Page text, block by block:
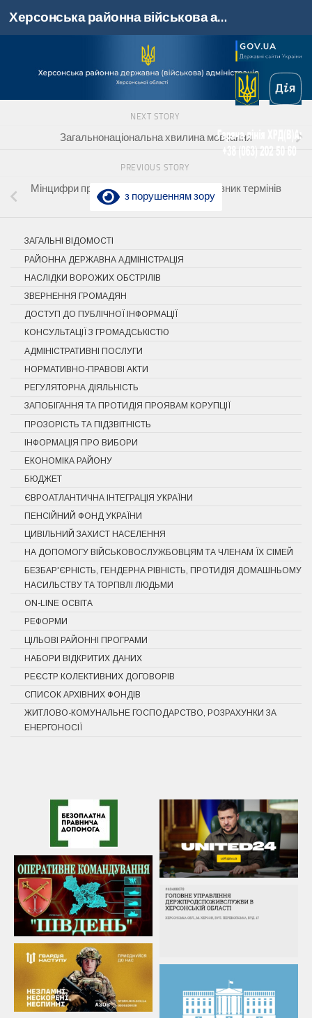
Skip to content Херсонська районна військова адміністрація, Херсонська область
з порушенням зору
NEXT STORY
Загальнонаціональна хвилина мовчання
PREVIOUS STORY
Мінцифри презентувало оновлений словник термінів
у сфері штучного інтелекту
ЗАГАЛЬНІ ВІДОМОСТІ
РАЙОННА ДЕРЖАВНА АДМІНІСТРАЦІЯ
НАСЛІДКИ ВОРОЖИХ ОБСТРІЛІВ
ЗВЕРНЕННЯ ГРОМАДЯН
ДОСТУП ДО ПУБЛІЧНОЇ ІНФОРМАЦІЇ
КОНСУЛЬТАЦІЇ З ГРОМАДСЬКІСТЮ
АДМІНІСТРАТИВНІ ПОСЛУГИ
НОРМАТИВНО-ПРАВОВІ АКТИ
РЕГУЛЯТОРНА ДІЯЛЬНІСТЬ
ЗАПОБІГАННЯ ТА ПРОТИДІЯ ПРОЯВАМ КОРУПЦІЇ
ПРОЗОРІСТЬ ТА ПІДЗВІТНІСТЬ
ІНФОРМАЦІЯ ПРО ВИБОРИ
ЕКОНОМІКА РАЙОНУ
БЮДЖЕТ
ЄВРОАТЛАНТИЧНА ІНТЕГРАЦІЯ УКРАЇНИ
ПЕНСІЙНИЙ ФОНД УКРАЇНИ
ЦИВІЛЬНИЙ ЗАХИСТ НАСЕЛЕННЯ
НА ДОПОМОГУ ВІЙСЬКОВОСЛУЖБОВЦЯМ ТА ЧЛЕНАМ ЇХ СІМЕЙ
БЕЗБАР'ЄРНІСТЬ, ГЕНДЕРНА РІВНІСТЬ, ПРОТИДІЯ ДОМАШНЬОМУ
НАСИЛЬСТВУ ТА ТОРГІВЛІ ЛЮДЬМИ
ON-LINE ОСВІТА
РЕФОРМИ
ЦІЛЬОВІ РАЙОННІ ПРОГРАМИ
НАБОРИ ВІДКРИТИХ ДАНИХ
РЕЄСТР КОЛЕКТИВНИХ ДОГОВОРІВ
СПИСОК АРХІВНИХ ФОНДІВ
ЖИТЛОВО-КОМУНАЛЬНЕ ГОСПОДАРСТВО, РОЗРАХУНКИ ЗА
ЕНЕРГОНОСІЇ